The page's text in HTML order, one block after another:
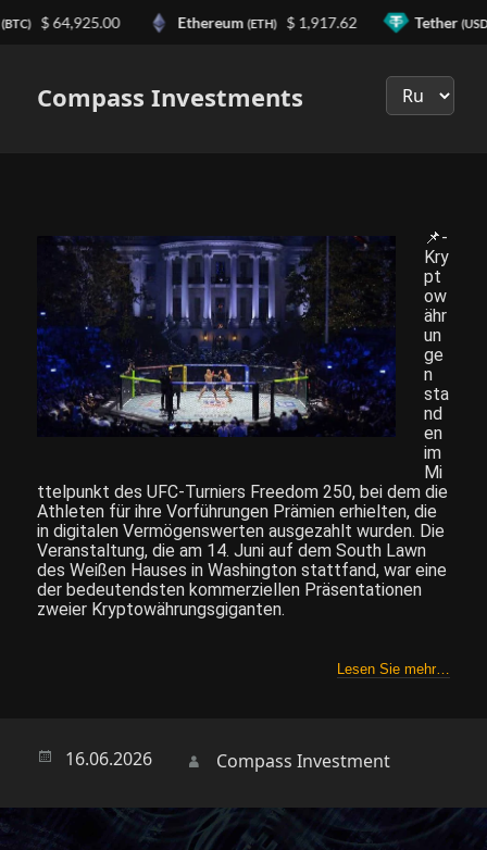
Compass Investments
📌-
Kry
pt
ow
ähr
un
ge
n
sta
nd
en
im
Mi
ttelpunkt des UFC-Turniers Freedom 250, bei dem die
Athleten für ihre Vorführungen Prämien erhielten, die
in digitalen Vermögenswerten ausgezahlt wurden. Die
Veranstaltung, die am 14. Juni auf dem South Lawn
des Weißen Hauses in Washington stattfand, war eine
der bedeutendsten kommerziellen Präsentationen
zweier Kryptowährungsgiganten.
Lesen Sie mehr…
16.06.2026 Автор
Compass Investment
$ 64,925.00 Ethereum (ETH) $ 1,917.62 Tether